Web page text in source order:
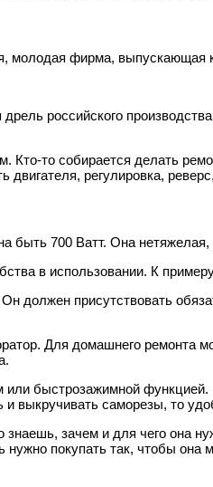
фирма, выпускающая
российского
Кто-то собирается делать
двигателя, регулировка,
700 Ватт. Она нетяжелая,
в использовании. К
должен присутствовать
Для домашнего ремонта
быстрозажимной функцией.
и выкручивать саморезы, то
знаешь, зачем и для чего она
покупать так, чтобы она